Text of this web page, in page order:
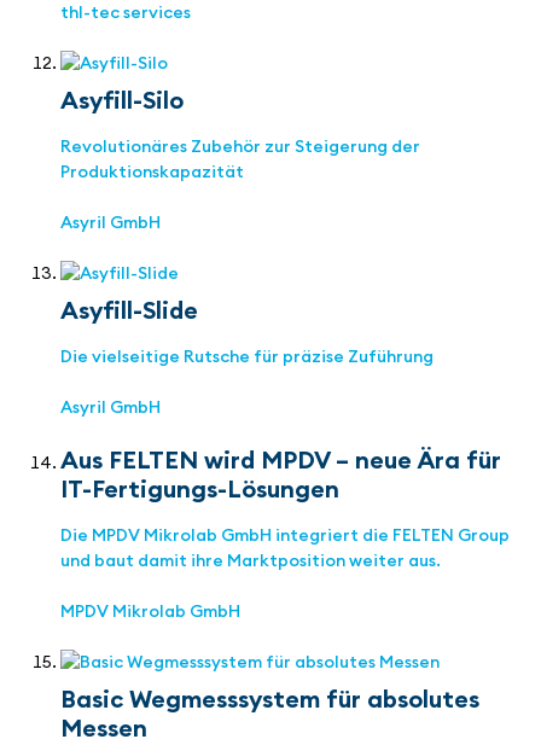
thl-tec services
Asyfill-Silo
Revolutionäres Zubehör zur Steigerung der
Produktionskapazität
Asyril GmbH
Asyfill-Slide
Die vielseitige Rutsche für präzise Zuführung
Asyril GmbH
Aus FELTEN wird MPDV – neue Ära für
IT-Fertigungs-Lösungen
Die MPDV Mikrolab GmbH integriert die FELTEN Group
und baut damit ihre Marktposition weiter aus.
MPDV Mikrolab GmbH
Basic Wegmesssystem für absolutes
Messen